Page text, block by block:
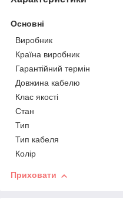
Основні
Виробник
Країна виробник
Гарантійний термін
Довжина кабелю
Клас якості
Стан
Тип
Тип кабеля
Колір
Приховати